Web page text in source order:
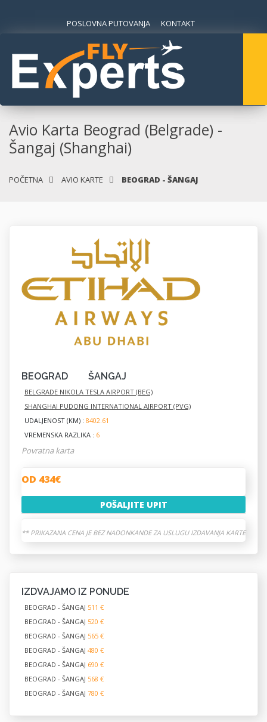
POSLOVNA PUTOVANJA KONTAKT
Avio Karta Beograd (Belgrade) -
Šangaj (Shanghai)
POČETNA AVIO KARTE BEOGRAD - ŠANGAJ
BEOGRAD ŠANGAJ
BELGRADE NIKOLA TESLA AIRPORT (BEG)
SHANGHAI PUDONG INTERNATIONAL AIRPORT (PVG)
UDALJENOST (KM) : 8402.61
VREMENSKA RAZLIKA : 6
Povratna karta
OD 434€
POŠALJITE UPIT
** PRIKAZANA CENA JE BEZ NADONKANDE ZA USLUGU IZDAVANJA KARTE
IZDVAJAMO IZ PONUDE
BEOGRAD - ŠANGAJ 511 €
BEOGRAD - ŠANGAJ 520 €
BEOGRAD - ŠANGAJ 565 €
BEOGRAD - ŠANGAJ 480 €
BEOGRAD - ŠANGAJ 690 €
BEOGRAD - ŠANGAJ 568 €
BEOGRAD - ŠANGAJ 780 €